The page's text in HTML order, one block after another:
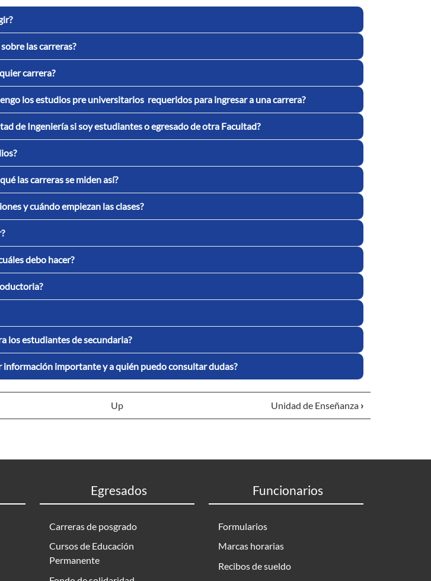
las carreras?
carrera?
los estudios pre universitarios requeridos para ingresar a una carrera?
de Ingeniería si soy estudiantes o egresado de otra Facultad?
las carreras se miden así?
y cuándo empiezan las clases?
debo hacer?
los estudiantes de secundaria?
importante y a quién puedo consultar dudas?
Up Unidad de Enseñanza ›
Egresados
Carreras de posgrado
Cursos de Educación
Permanente
Funcionarios
Formularios
Marcas horarias
Recibos de sueldo